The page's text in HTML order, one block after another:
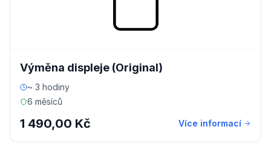
Výměna displeje (Original)
~ 3 hodiny
6 měsíců
1 490,00 Kč Více informací